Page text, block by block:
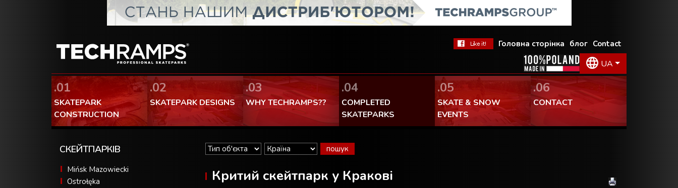
Contact
блог
Головна сторінка
UA
.01
SKATEPARK
CONSTRUCTION
.02
SKATEPARK DESIGNS
.03
WHY TECHRAMPS??
.04
COMPLETED
SKATEPARKS
.05
SKATE & SNOW
EVENTS
.06
CONTACT
СКЕЙТПАРКІВ
Mińsk Mazowiecki
Ostrołęka
Критий скейтпарк у Кракові